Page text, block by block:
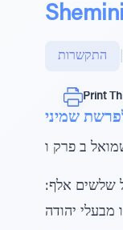
Shemini
התקשרות
Print
שמיני
ב פרק ו
שלשים אלף:
מבעלי יהודה